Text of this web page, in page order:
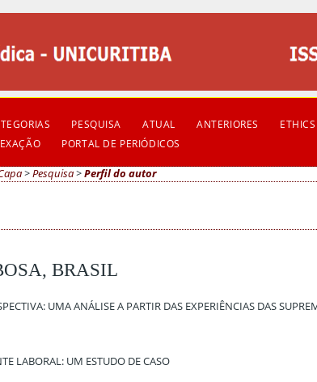
PESQUISA ATUAL ANTERIORES
PORTAL DE PERIÓDICOS
>Pesquisa>Perfil do autor
BRASIL
UMA ANÁLISE A PARTIR DAS EXPERIÊNCIAS DAS
LABORAL: UM ESTUDO DE CASO